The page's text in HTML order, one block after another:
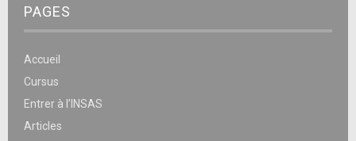
PAGES
Accueil
Cursus
Entrer à l’INSAS
Articles